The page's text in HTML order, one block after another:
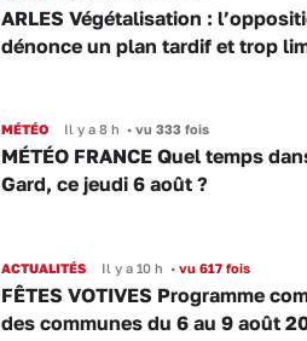
ARLES Végétalisation :
dénonce un plan tardif et trop
MÉTÉO Il y a 8 h •vu 333 fois
MÉTÉO FRANCE Quel temps
Gard, ce jeudi 6 août ?
ACTUALITÉS Il y a 10 h •vu 617 fois
FÊTES VOTIVES Programme
des communes du 6 au 9 août